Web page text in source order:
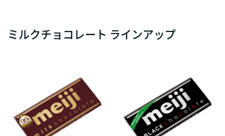
ミルクチョコレート ラインアップ